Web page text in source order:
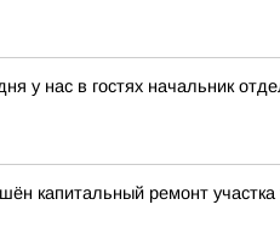
у нас в гостях начальник
капитальный ремонт